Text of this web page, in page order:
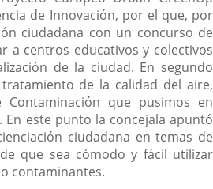
de Innovación, por el que, por
ciudadana con un concurso de
a centros educativos y colectivos
de la ciudad. En segundo
de la calidad del aire,
que pusimos en
En este punto la concejala apuntó
ciudadana en temas de
que sea cómodo y fácil utilizar
contaminantes.